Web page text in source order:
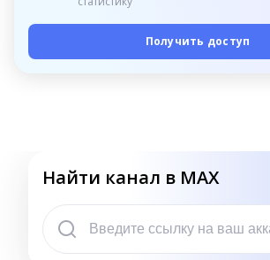
Получить доступ
Найти канал в MAX